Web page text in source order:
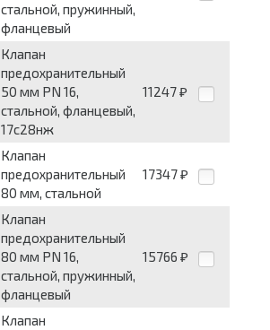
стальной, пружинный,
фланцевый
Клапан
предохранительный
50 мм PN 16,
стальной, фланцевый,
17с28нж
11247 ₽
Клапан
предохранительный
80 мм, стальной
17347 ₽
Клапан
предохранительный
80 мм PN 16,
стальной, пружинный,
фланцевый
15766 ₽
Клапан